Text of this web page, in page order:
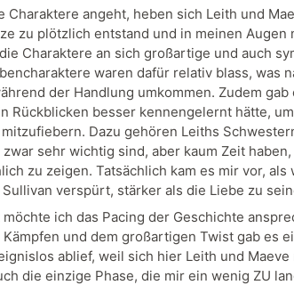
Charaktere angeht, heben sich Leith und
zu plötzlich entstand und in meinen
Charaktere an sich großartige und auch
waren dafür relativ blass, was
der Handlung umkommen. Zudem
Rückblicken besser kennengelernt hätte,
Dazu gehören Leiths
zwar sehr wichtig sind, aber kaum Zeit
zu zeigen. Tatsächlich kam es mir vor, als
verspürt, stärker als die Liebe zu
möchte ich das Pacing der Geschichte
und dem großartigen Twist gab es
ablief, weil sich hier Leith und
die einzige Phase, die mir ein wenig ZU